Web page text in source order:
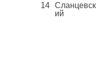
14 Сланцевск
ий